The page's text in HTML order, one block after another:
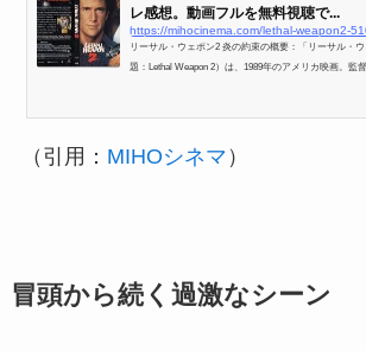
レ感想。動画フルを無料視聴で...
https://mihocinema.com/lethal-weapon2-
リーサル・ウェポン2 炎の約束の概要：「リーサル・
題：Lethal Weapon 2）は、1989年のアメリカ映画。監
本作より重要なサブキャラクターとして参加した「レ
ス・アポン・ア・タイム・イン・アメリカ」のジョー・
（引用： MIHOシネマ ）
冒頭から続く過激なシーン